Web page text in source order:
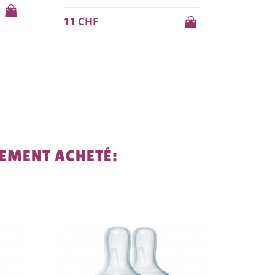
ACHETÉ: